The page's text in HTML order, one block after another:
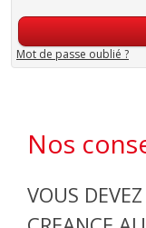
Mot de passe oublié ?
Nos
VOUS